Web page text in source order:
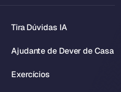
Tira Dúvidas IA
Ajudante de Dever de Casa
Exercícios